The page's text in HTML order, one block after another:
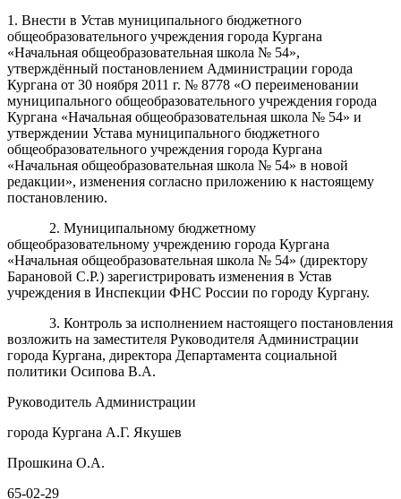
1. Внести в Устав муниципального бюджетного
общеобразовательного учреждения города Кургана
«Начальная общеобразовательная школа № 54»,
утверждённый постановлением Администрации города
Кургана от 30 ноября 2011 г. № 8778 «О переименовании
муниципального общеобразовательного учреждения города
Кургана «Начальная общеобразовательная школа № 54» и
утверждении Устава муниципального бюджетного
общеобразовательного учреждения города Кургана
«Начальная общеобразовательная школа № 54» в новой
редакции», изменения согласно приложению к настоящему
постановлению.
2. Муниципальному бюджетному
общеобразовательному учреждению города Кургана
«Начальная общеобразовательная школа № 54» (директору
Барановой С.Р.) зарегистрировать изменения в Устав
учреждения в Инспекции ФНС России по городу Кургану.
3. Контроль за исполнением настоящего постановления
возложить на заместителя Руководителя Администрации
города Кургана, директора Департамента социальной
политики Осипова В.А.
Руководитель Администрации
города Кургана А.Г. Якушев
Прошкина О.А.
65-02-29